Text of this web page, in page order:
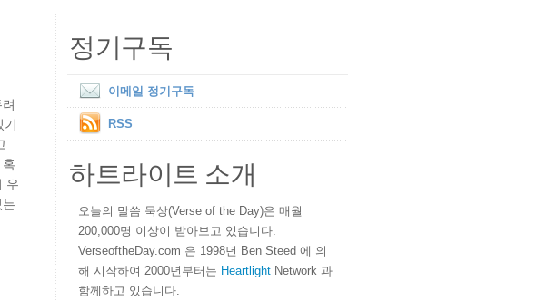
기
우
정기구독
이메일 정기구독
RSS
하트라이트 소개
오늘의 말씀 묵상(Verse of the Day)은 매월
200,000명 이상이 받아보고 있습니다.
VerseoftheDay.com 은 1998년 Ben Steed 에 의
해 시작하여 2000년부터는 Heartlight Network 과
함께하고 있습니다.